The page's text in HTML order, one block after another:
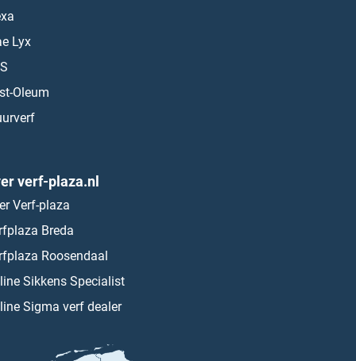
Lyx
Oleum
verf-plaza.nl
Verf-plaza
Breda
Roosendaal
Sikkens Specialist
Sigma verf dealer